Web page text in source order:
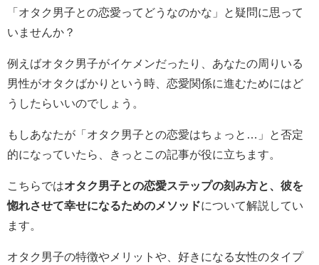
「オタク男子との恋愛ってどうなのかな」と疑問に思って
いませんか？
例えばオタク男子がイケメンだったり、あなたの周りいる
男性がオタクばかりという時、恋愛関係に進むためにはど
うしたらいいのでしょう。
もしあなたが「オタク男子との恋愛はちょっと…」と否定
的になっていたら、きっとこの記事が役に立ちます。
こちらではオタク男子との恋愛ステップの刻み方と、彼を
惚れさせて幸せになるためのメソッドについて解説してい
ます。
オタク男子の特徴やメリットや、好きになる女性のタイプ